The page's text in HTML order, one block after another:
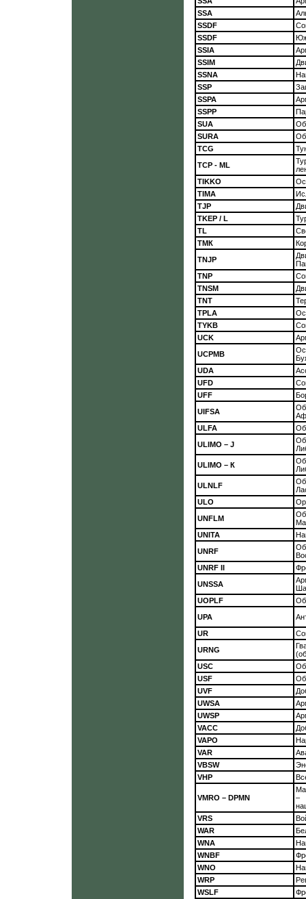
SSA
SSDF
SSDF
SSIA
SSIM
SSNA
SSP
SSPA
SSPP
SUA
SURA
TCG
TCP - ML
TIKKO
TIMA
TJP
TKEP / L
TL
ТМК
TNJP
TNP
TNSM
TNT
TPLA
TYKB
UCK
UCPMB
UDA
UFD
UFF
UIFSA
ULFA
ULIMO – J
ULIMO – К
ULNLF
ULO
UNFLM
UNITA
UNRF
UNRF II
UNSSA
UOPLF
UPA
UR
URNG
USC
USF
UVF
UWSA
UWSP
VACC
VAPO
VAR
VBSW
VHP
VMRO – DPMN
–
VRS
WAR
WNA
WNBF
WNO
WRP
WSLF